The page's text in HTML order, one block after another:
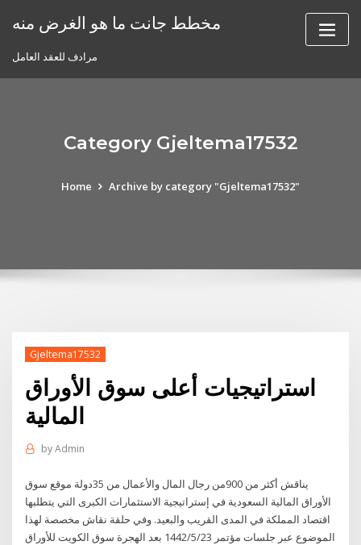
مخطط جانت ما هو الغرض منه
مرادف للعقد العامل
Category Gjeltema17532
Home Archive by category "Gjeltema17532"
Gjeltema17532
استراتيجيات أعلى سوق الأوراق
المالية
byAdmin
يناقش أكثر من 900من رجال المال والأعمال من 35دولة موقع سوق
الأوراق المالية السعودية في إستراتيجية الاستثمارات الكبرى التي يتطلبها
اقتصاد المملكة في المدى القريب والبعيد. وفي حلقة نقاش مخصصة لهذا
الموضوع عبر جلسات مؤتمر 23‏‏/5‏‏/1442 بعد الهجرة سوق الكويت للأوراق